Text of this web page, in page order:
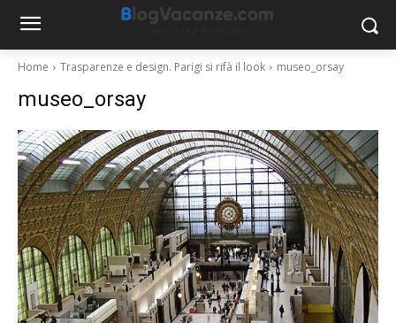
Home Trasparenze e design. Parigi si rifà il look museo_orsay
museo_orsay